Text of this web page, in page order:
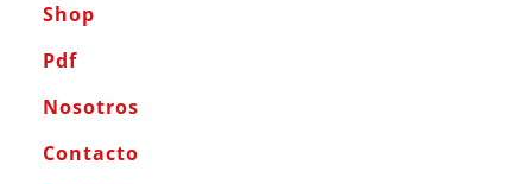
Shop
Pdf
Nosotros
Contacto